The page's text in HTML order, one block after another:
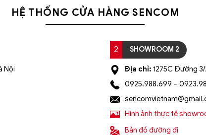
HỆ THỐNG CỬA HÀNG SENCOM
Nội
2 SHOWROOM 2
Địa chỉ: 1275C Đường 3/
0925.988.699 –
Hình ảnh thực tế
Bản đồ đường đi